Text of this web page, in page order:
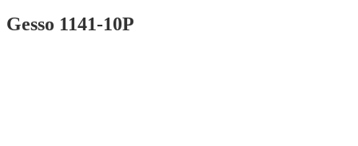
Gesso 1141-10P